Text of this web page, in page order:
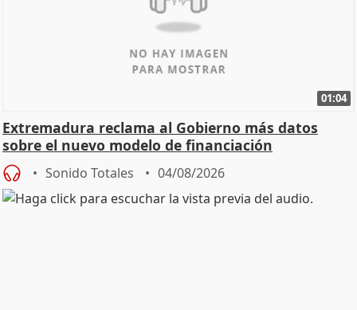
01:04
Extremadura reclama al Gobierno más datos
sobre el nuevo modelo de financiación
Sonido Totales 04/08/2026